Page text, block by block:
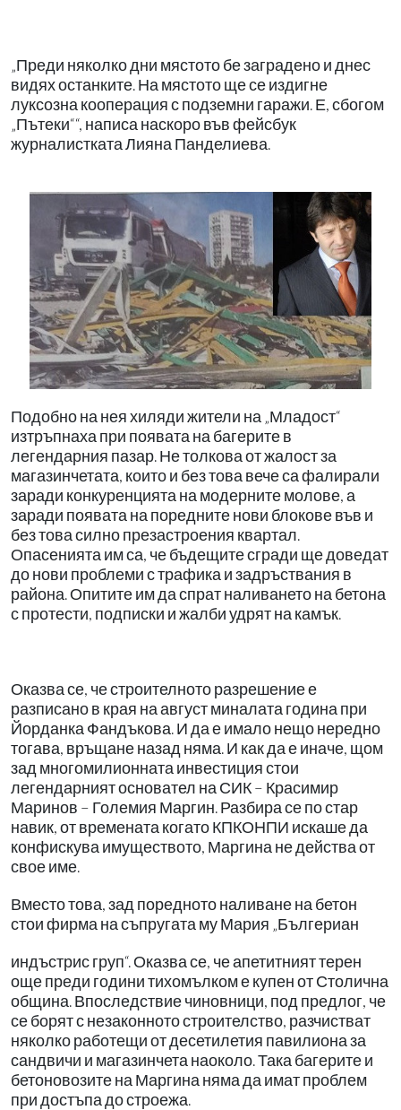
„Преди няколко дни мястото бе заградено и днес
видях останките. На мястото ще се издигне
луксозна кооперация с подземни гаражи. Е, сбогом
„Пътеки““, написа наскоро във фейсбук
журналистката Лияна Панделиева.
Подобно на нея хиляди жители на „Младост“
изтръпнаха при появата на багерите в
легендарния пазар. Не толкова от жалост за
магазинчетата, които и без това вече са фалирали
заради конкуренцията на модерните молове, а
заради появата на поредните нови блокове във и
без това силно презастроения квартал.
Опасенията им са, че бъдещите сгради ще доведат
до нови проблеми с трафика и задръствания в
района. Опитите им да спрат наливането на бетона
с протести, подписки и жалби удрят на камък.
Оказва се, че строителното разрешение е
разписано в края на август миналата година при
Йорданка Фандъкова. И да е имало нещо нередно
тогава, връщане назад няма. И как да е иначе, щом
зад многомилионната инвестиция стои
легендарният основател на СИК – Красимир
Маринов – Големия Маргин. Разбира се по стар
навик, от времената когато КПКОНПИ искаше да
конфискува имуществото, Маргина не действа от
свое име.
Вместо това, зад поредното наливане на бетон
стои фирма на съпругата му Мария „Бългериан
индъстрис груп“. Оказва се, че апетитният терен
още преди години тихомълком е купен от Столична
община. Впоследствие чиновници, под предлог, че
се борят с незаконното строителство, разчистват
няколко работещи отдесетилетия павилиона за
сандвичи и магазинчета наоколо. Така багерите и
бетоновозите на Маргина няма да имат проблем
придостъпа до строежа.